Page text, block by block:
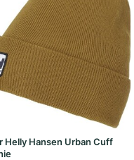
Helly Hansen Urban Cuff